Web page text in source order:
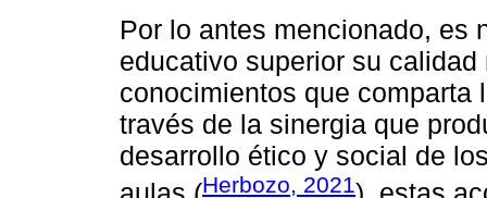
Por lo antes mencionado, es
educativo superior su
conocimientos que comparta
través de la sinergia que
desarrollo ético y social de
Herbozo, 2021